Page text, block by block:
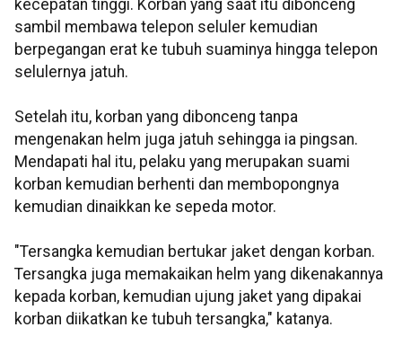
kecepatan tinggi. Korban yang saat itu dibonceng
sambil membawa telepon seluler kemudian
berpegangan erat ke tubuh suaminya hingga telepon
selulernya jatuh.
Setelah itu, korban yang dibonceng tanpa
mengenakan helm juga jatuh sehingga ia pingsan.
Mendapati hal itu, pelaku yang merupakan suami
korban kemudian berhenti dan membopongnya
kemudian dinaikkan ke sepeda motor.
"Tersangka kemudian bertukar jaket dengan korban.
Tersangka juga memakaikan helm yang dikenakannya
kepada korban, kemudian ujung jaket yang dipakai
korban diikatkan ke tubuh tersangka," katanya.